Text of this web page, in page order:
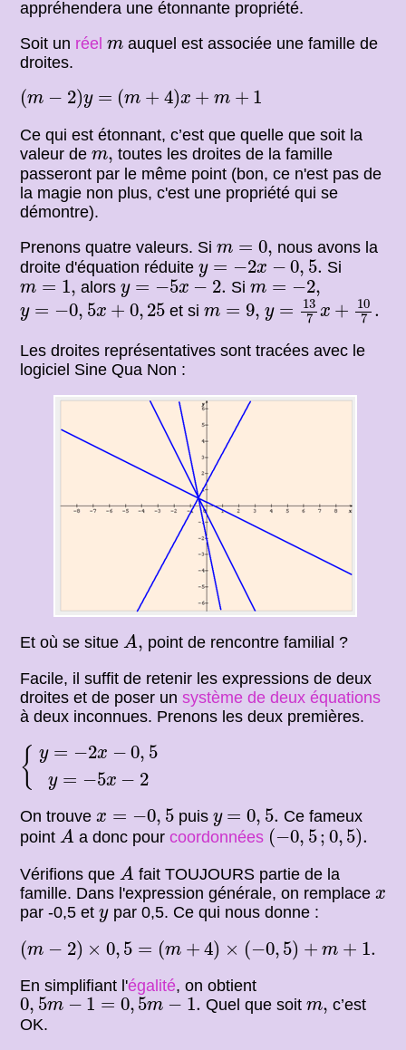
appréhendera une étonnante propriété.
Soit un réel m
m auquel est associée une famille de
droites.
(m − 2)y = (m + 4)x + m + 1
( )y= + x+ m 1
Ce qui est étonnant, c’est que quelle que soit la
valeur dem,
m toutes les droites de la famille
passeront par le même point (bon, ce n'est pas de
la magie non plus, c'est une propriété qui se
démontre).
Prenons quatre valeurs. Sim = 0,
m ,
nous avons la
droite d'équation réduitey = −2x − 0, 5.
y=−2 x−0 ,5.
Si
m = 1,
m=1, alorsy = −5x − 2.
y= −5x−2. Sim = −2,
m 2,
y = −0, 5x + 0, 25
y 5 x+0 25 et sim = 9,
m , y =
13
7 x +
10
7 .
y 137x 107
Les droites représentatives sont tracées avec le
logiciel Sine Qua Non :
Et où se situe A,
A
point de rencontre familial ?
Facile, il suffit de retenir les expressions de deux
droites et de poser unsystème de deux équations
à deux inconnues. Prenons les deux premières.
{ y = −2x − 0, 5
y = −5x − 2
{y −0 =− 5
On trouvex = −0, 5
x 5 puis y = 0, 5.
y= ,5.
Ce fameux
pointA
A a donc pourcoordonnées (−0, 5; 0, 5).
(−0,5;0,5).
Vérifions queA
A fait TOUJOURS partie de la
famille. Dans l'expression générale, on remplacex
x
par -0,5 ety
ypar 0,5. Ce qui nous donne :
(m − 2) × 0, 5 = (m + 4) × (−0, 5) + m + 1.
( )× 0 5= (m 4 − 0,5 ) m +1.
En simplifiant l'égalité, on obtient
0, 5m − 1 = 0, 5m − 1.
0,5m−1=0,5m−1. Quel que soit m,
m c’est
OK.